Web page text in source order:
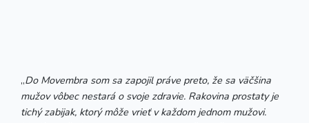
„Do Movembra som sa zapojil práve preto, že sa väčšina
mužov vôbec nestará o svoje zdravie. Rakovina prostaty je
tichý zabijak, ktorý môže vrieť v každom jednom mužovi.